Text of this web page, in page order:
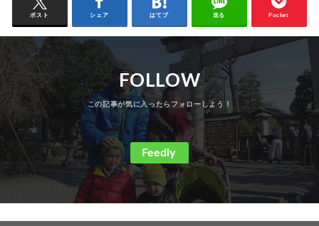
ポスト シェア はてブ 送る Pocket
FOLLOW
Feedly